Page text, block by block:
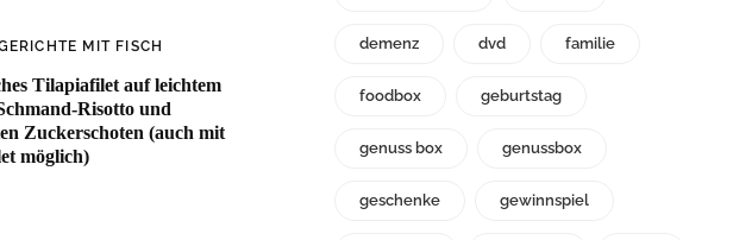
MIT FISCH
Tilapiafilet auf leichtem
Risotto und
Zuckerschoten (auch mit
möglich)
demenz dvd familie
foodbox geburtstag
genuss box genussbox
geschenke gewinnspiel